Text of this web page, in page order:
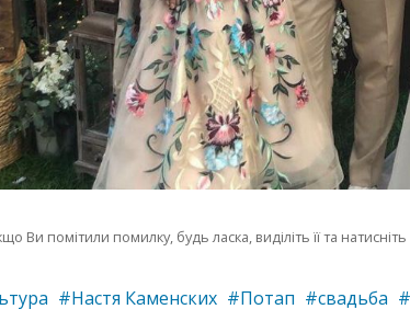
Ви помітили помилку, будь ласка, виділіть її та натисніть
Настя Каменских Потап свадьба